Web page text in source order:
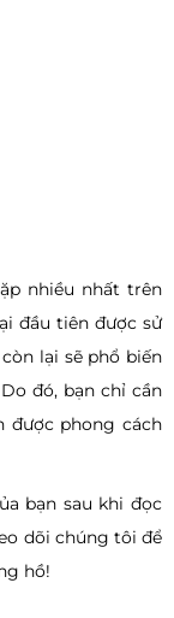
nhiều nhất trên
đầu tiên được sử
lại sẽ phổ biến
đó, bạn chỉ cần
được phong cách
bạn sau khi đọc
dõi chúng tôi để
hồ!